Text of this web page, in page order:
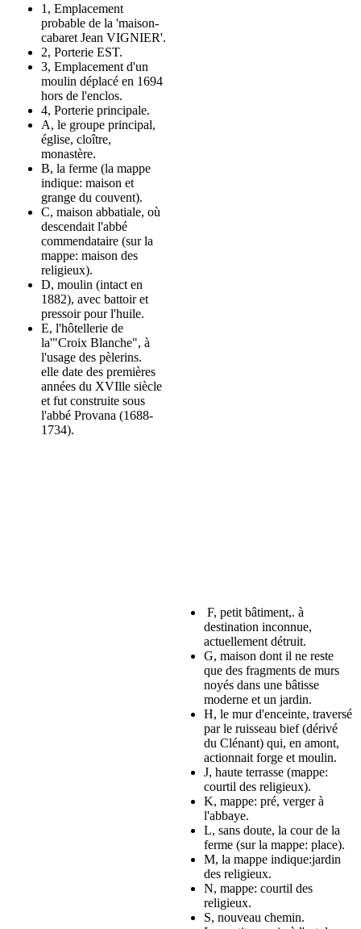
1, Emplacement
probable de la 'maison-
cabaret Jean VIGNIER'.
2, Porterie EST.
3, Emplacement d'un
moulin déplacé en 1694
hors de l'enclos.
4, Porterie principale.
A, le groupe principal,
église, cloître,
monastère.
B, la ferme (la mappe
indique: maison et
grange du couvent).
C, maison abbatiale, où
descendait l'abbé
commendataire (sur la
mappe: maison des
religieux).
D, moulin (intact en
1882), avec battoir et
pressoir pour l'huile.
E, l'hôtellerie de
la'"Croix Blanche", à
l'usage des pèlerins.
elle date des premières
années du XVIlle siècle
et fut construite sous
l'abbé Provana (1688-
1734).
F, petit bâtiment,. à
destination inconnue,
actuellement détruit.
G, maison dont il ne reste
que des fragments de murs
noyés dans une bâtisse
moderne et un jardin.
H, le mur d'enceinte, traversé
par le ruisseau bief (dérivé
du Clénant) qui, en amont,
actionnait forge et moulin.
J, haute terrasse (mappe:
courtil des religieux).
K, mappe: pré, verger à
l'abbaye.
L, sans doute, la cour de la
ferme (sur la mappe: place).
M, la mappe indique:jardin
des religieux.
N, mappe: courtil des
religieux.
S, nouveau chemin.